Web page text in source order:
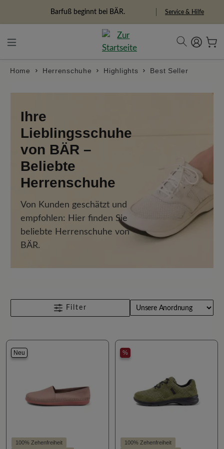
Barfuß beginnt bei BÄR. Service & Hilfe
Home Herrenschuhe Highlights Best Seller
Ihre
Lieblingsschuhe
von BÄR –
Beliebte
Herrenschuhe
Von Kunden geschätzt und
empfohlen: Hier finden Sie
beliebte Herrenschuhe von
BÄR.
Filter
Neu
100% Zehenfreiheit
%
100% Zehenfreiheit